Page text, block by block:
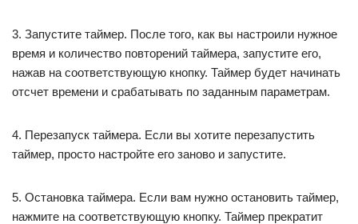
3. Запустите таймер. После того, как вы настроили нужное
время и количество повторений таймера, запустите его,
нажав на соответствующую кнопку. Таймер будет начинать
отсчет времени и срабатывать по заданным параметрам.
4. Перезапуск таймера. Если вы хотите перезапустить
таймер, просто настройте его заново и запустите.
5. Остановка таймера. Если вам нужно остановить таймер,
нажмите на соответствующую кнопку. Таймер прекратит